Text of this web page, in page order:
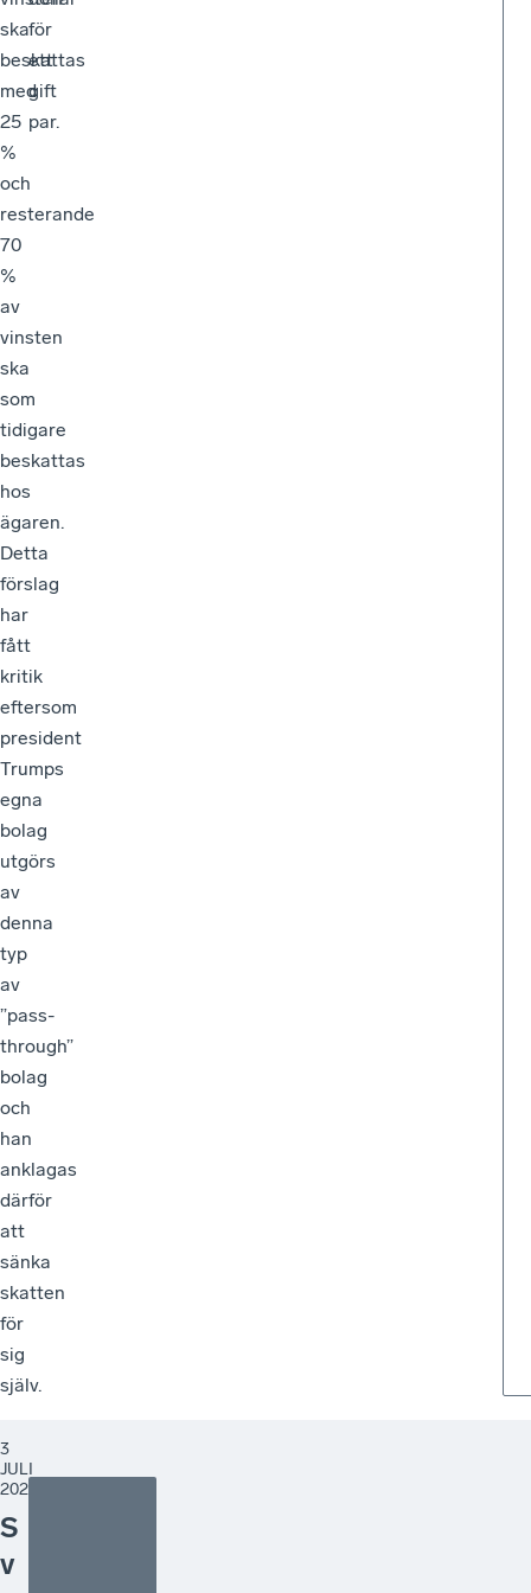
ska
beskattas
med
25
%
och
resterande
70
%
av
vinsten
ska
som
tidigare
beskattas
hos
ägaren.
Detta
förslag
har
fått
kritik
eftersom
president
Trumps
egna
bolag
utgörs
av
denna
typ
av
”pass-
through”
bolag
och
han
anklagas
därför
att
sänka
skatten
för
sig
själv.
för
ett
gift
par.
3
JULI
2026
S
v